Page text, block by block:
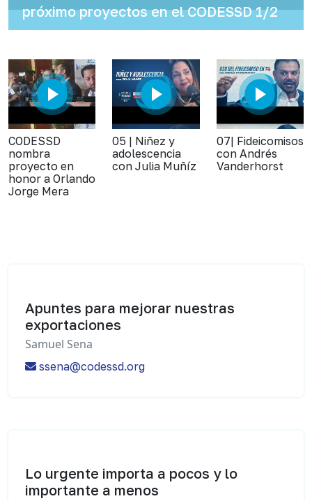
próximo proyectos en el CODESSD 1/2
CODESSD
nombra
proyecto en
honor a Orlando
Jorge Mera
05 | Niñez y
adolescencia
con Julia Muñíz
07| Fideicomisos
con Andrés
Vanderhorst
Apuntes para mejorar nuestras
exportaciones
Samuel Sena
ssena@codessd.org
Lo urgente importa a pocos y lo
importante a menos